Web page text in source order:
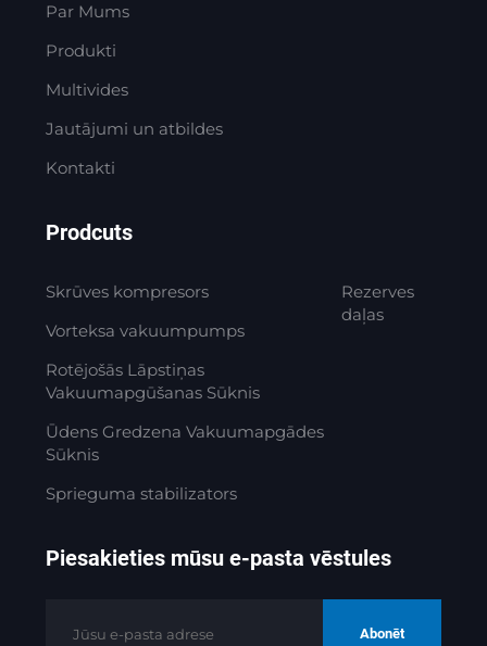
Par Mums
Produkti
Multivides
Jautājumi un atbildes
Kontakti
Prodcuts
Skrūves kompresors
Vorteksa vakuumpumps
Rotējošās Lāpstiņas
Vakuumapgūšanas Sūknis
Ūdens Gredzena Vakuumapgādes
Sūknis
Sprieguma stabilizators
Rezerves
daļas
Piesakieties mūsu e-pasta vēstules
Abonēt